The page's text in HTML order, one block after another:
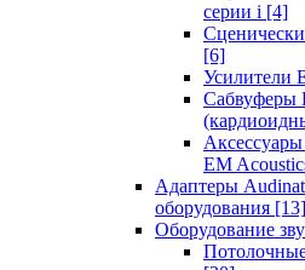
серии i [4]
[6]
Усилители
Сабвуферы
EM
Адаптеры
оборудования [13]
Оборудование